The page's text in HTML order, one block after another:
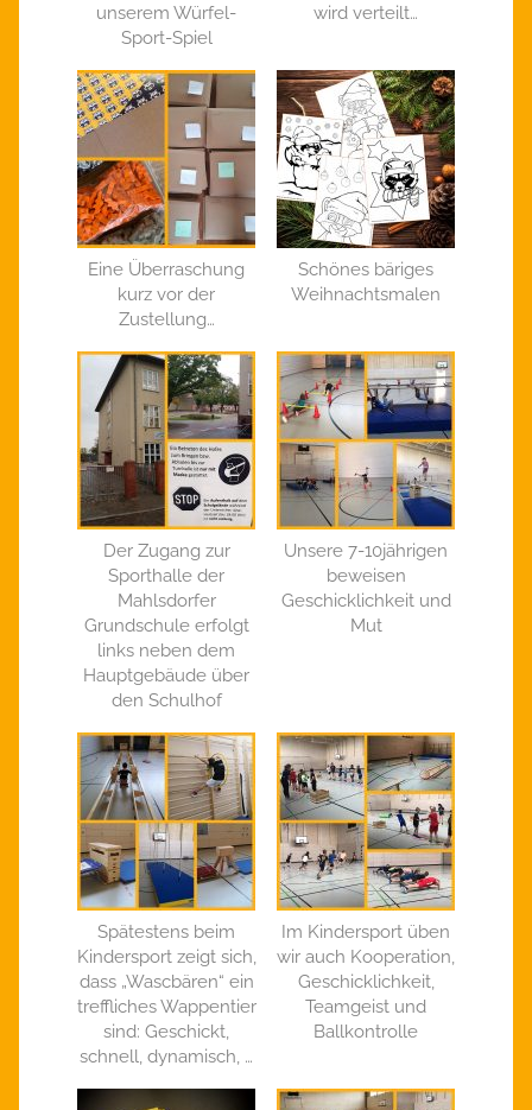
unserem Würfel-
Sport-Spiel
wird verteilt…
Eine Überraschung
kurz vor der
Zustellung…
Schönes bäriges
Weihnachtsmalen
Der Zugang zur
Sporthalle der
Mahlsdorfer
Grundschule erfolgt
links neben dem
Hauptgebäude über
den Schulhof
Unsere 7-10jährigen
beweisen
Geschicklichkeit und
Mut
Spätestens beim
Kindersport zeigt sich,
dass „Wascbären“ ein
treffliches Wappentier
sind: Geschickt,
schnell, dynamisch, …
Im Kindersport üben
wir auch Kooperation,
Geschicklichkeit,
Teamgeist und
Ballkontrolle